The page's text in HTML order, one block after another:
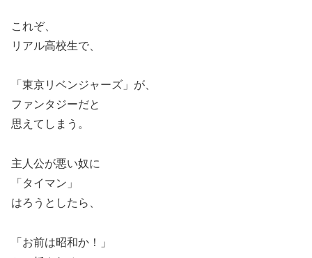
これぞ、
リアル高校生で、
「東京リベンジャーズ」が、
ファンタジーだと
思えてしまう。
主人公が悪い奴に
「タイマン」
はろうとしたら、
「お前は昭和か！」